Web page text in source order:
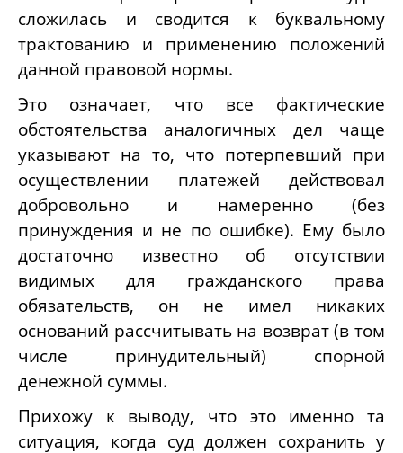
сложилась и сводится к буквальному
трактованию и применению положений
данной правовой нормы.
Это означает, что все фактические
обстоятельства аналогичных дел чаще
указывают на то, что потерпевший при
осуществлении платежей действовал
добровольно и намеренно (без
принуждения и не по ошибке). Ему было
достаточно известно об отсутствии
видимых для гражданского права
обязательств, он не имел никаких
оснований рассчитывать на возврат (в том
числе принудительный) спорной
денежной суммы.
Прихожу к выводу, что это именно та
ситуация, когда суд должен сохранить у